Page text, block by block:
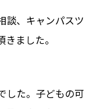
談、キャンパスツ
きました。
した。子どもの可